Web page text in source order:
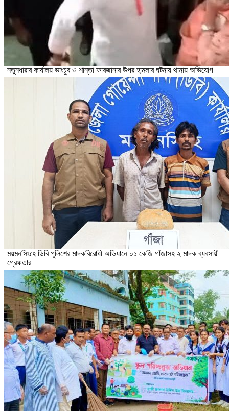
নতুনধারার কার্যালয় ভাংচুর ও শান্তা ফারজানার উপর হামলার ঘটনায় থানায় অভিযোগ
ময়মনসিংহে ডিবি পুলিশের মাদকবিরোধী অভিযানে ০১ কেজি গাঁজাসহ ২ মাদক ব্যবসায়ী
গ্রেফতার